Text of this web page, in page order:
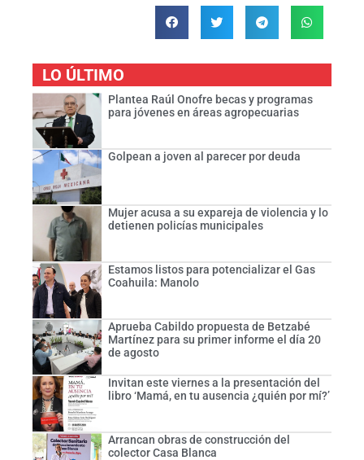
LO ÚLTIMO
Plantea Raúl Onofre becas y programas
para jóvenes en áreas agropecuarias
Golpean a joven al parecer por deuda
Mujer acusa a su expareja de violencia y lo
detienen policías municipales
Estamos listos para potencializar el Gas
Coahuila: Manolo
Aprueba Cabildo propuesta de Betzabé
Martínez para su primer informe el día 20
de agosto
Invitan este viernes a la presentación del
libro ‘Mamá, en tu ausencia ¿quién por mí?’
Arrancan obras de construcción del
colector Casa Blanca